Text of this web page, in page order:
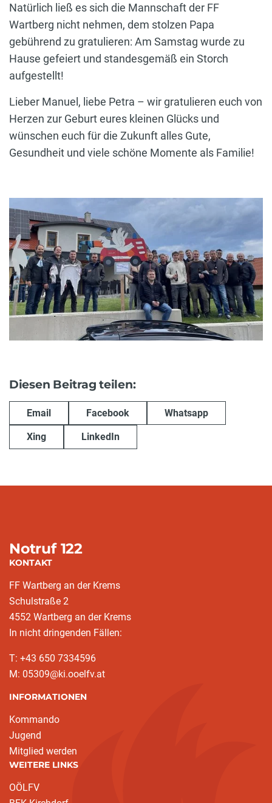
Natürlich ließ es sich die Mannschaft der FF
Wartberg nicht nehmen, dem stolzen Papa
gebührend zu gratulieren: Am Samstag wurde zu
Hause gefeiert und standesgemäß ein Storch
aufgestellt!
Lieber Manuel, liebe Petra – wir gratulieren euch von
Herzen zur Geburt eures kleinen Glücks und
wünschen euch für die Zukunft alles Gute,
Gesundheit und viele schöne Momente als Familie!
Diesen Beitrag teilen:
Email Facebook Whatsapp
Xing LinkedIn
Notruf 122
KONTAKT
FF Wartberg an der Krems
Schulstraße 2
4552 Wartberg an der Krems
In nicht dringenden Fällen:
T: +43 650 7334596
M: 05309@ki.ooelfv.at
INFORMATIONEN
Kommando
Jugend
Mitglied werden
WEITERE LINKS
OÖLFV